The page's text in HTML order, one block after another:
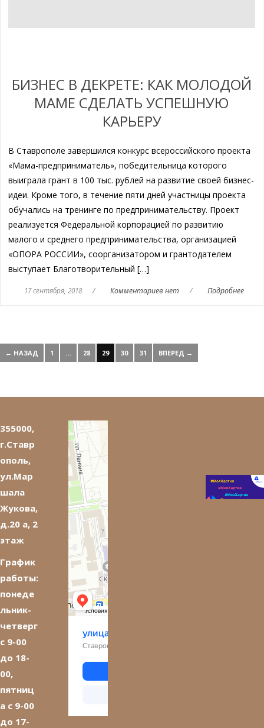
БИЗНЕС В ДЕКРЕТЕ: КАК МОЛОДОЙ
МАМЕ СДЕЛАТЬ УСПЕШНУЮ
КАРЬЕРУ
В Ставрополе завершился конкурс всероссийского проекта
«Мама-предприниматель», победительница которого
выиграла грант в 100 тыс. рублей на развитие своей бизнес-
идеи. Кроме того, в течение пяти дней участницы проекта
обучались на тренинге по предпринимательству. Проект
реализуется Федеральной корпорацией по развитию
малого и среднего предпринимательства, организацией
«ОПОРА РОССИИ», соорганизатором и грантодателем
выступает Благотворительный […]
17 сентября, 2018 / Комментариев нет / Подробнее
← НАЗАД 1 … 28 29 30 31 ВПЕРЕД →
355000,
г.Ставр
ополь,
ул.Мар
шала
Жукова,
д.20 а, 2
этаж
График
работы:
понеде
льник-
четверг
с 9-00
до 18-
00,
пятниц
а с 9-00
до 17-